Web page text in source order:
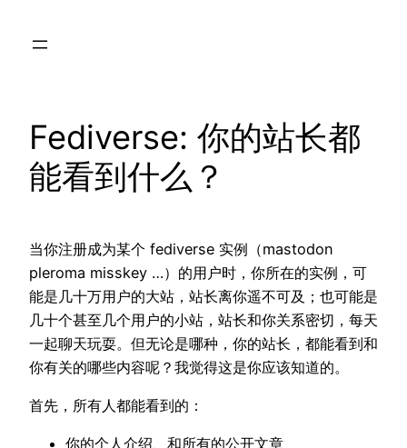
Fediverse: 你的站长都
能看到什么？
当你注册成为某个 fediverse 实例（mastodon
pleroma misskey …）的用户时，你所在的实例，可
能是几十万用户的大站，站长离你遥不可及；也可能是
几十个甚至几个用户的小站，站长和你关系密切，每天
一起聊天玩耍。但无论是哪种，你的站长，都能看到和
你有关的哪些内容呢？我觉得这是你应该知道的。
首先，所有人都能看到的：
你的个人介绍、和所有的公开文章